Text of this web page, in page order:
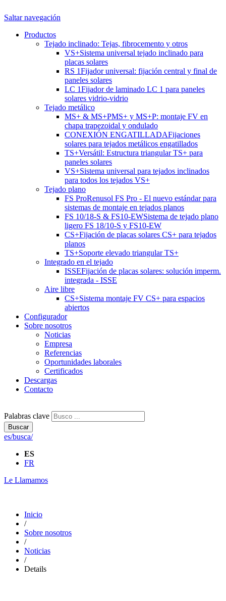
Saltar navegación
Productos
Tejado inclinado: Tejas, fibrocemento y otros
VS+Sistema universal tejado inclinado para
placas solares
RS 1Fijador universal: fijación central y final de
paneles solares
LC 1Fijador de laminado LC 1 para paneles
solares vidrio-vidrio
Tejado metálico
MS+ & MS+PMS+ y MS+P: montaje FV en
chapa trapezoidal y ondulado
CONEXIÓN ENGATILLADAFijaciones
solares para tejados metálicos engatillados
TS+Versátil: Estructura triangular TS+ para
paneles solares
VS+Sistema universal para tejados inclinados
para todos los tejados VS+
Tejado plano
FS ProRenusol FS Pro - El nuevo estándar para
sistemas de montaje en tejados planos
FS 10/18-S & FS10-EWSistema de tejado plano
ligero FS 18/10-S y FS10-EW
CS+Fijación de placas solares CS+ para tejados
planos
TS+Soporte elevado triangular TS+
Integrado en el tejado
ISSEFijación de placas solares: solución imperm.
integrada - ISSE
Aire libre
CS+Sistema montaje FV CS+ para espacios
abiertos
Configurador
Sobre nosotros
Noticias
Empresa
Referencias
Oportunidades laborales
Certificados
Descargas
Contacto
Palabras clave
Buscar
es/busca/
ES
FR
Le Llamamos
Inicio
/
Sobre nosotros
/
Noticias
/
Details